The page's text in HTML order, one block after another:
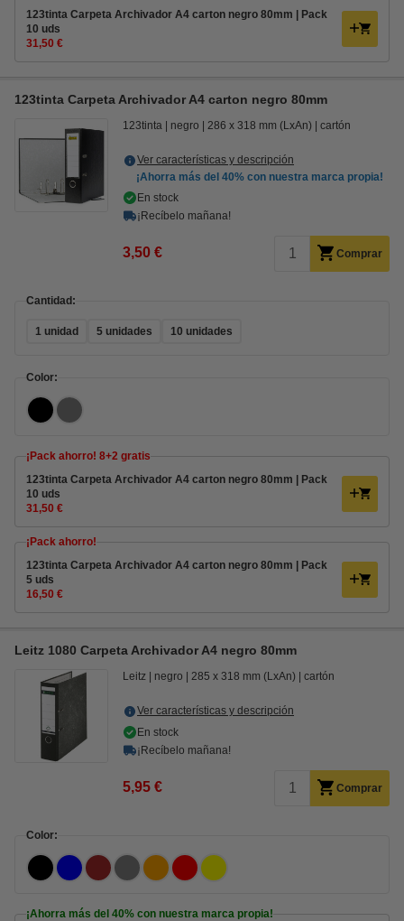
123tinta Carpeta Archivador A4 carton negro 80mm | Pack
10 uds
31,50 €
123tinta Carpeta Archivador A4 carton negro 80mm
123tinta negro 286 x 318 mm (LxAn) cartón
Ver características y descripción
¡Ahorra más del 40% con nuestra marca propia!
En stock
¡Recíbelo mañana!
3,50 € Comprar
Cantidad:
1 unidad 5 unidades 10 unidades
Color:
¡Pack ahorro! 8+2 gratis
123tinta Carpeta Archivador A4 carton negro 80mm | Pack
10 uds
31,50 €
¡Pack ahorro!
123tinta Carpeta Archivador A4 carton negro 80mm | Pack
5 uds
16,50 €
Leitz 1080 Carpeta Archivador A4 negro 80mm
Leitz negro 285 x 318 mm (LxAn) cartón
Ver características y descripción
En stock
¡Recíbelo mañana!
5,95 € Comprar
Color:
¡Ahorra más del 40% con nuestra marca propia!